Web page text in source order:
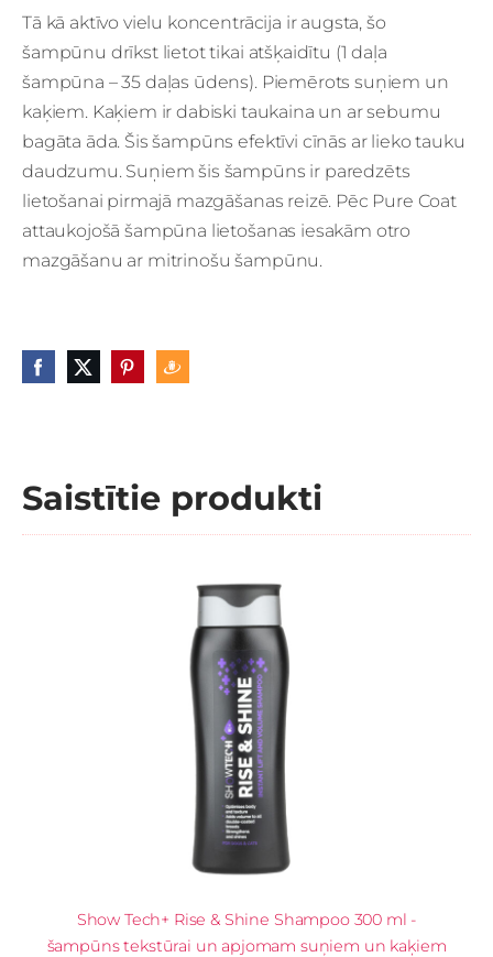
Tā kā aktīvo vielu koncentrācija ir augsta, šo
šampūnu drīkst lietot tikai atšķaidītu (1 daļa
šampūna – 35 daļas ūdens). Piemērots suņiem un
kaķiem. Kaķiem ir dabiski taukaina un ar sebumu
bagāta āda. Šis šampūns efektīvi cīnās ar lieko tauku
daudzumu. Suņiem šis šampūns ir paredzēts
lietošanai pirmajā mazgāšanas reizē. Pēc Pure Coat
attaukojošā šampūna lietošanas iesakām otro
mazgāšanu ar mitrinošu šampūnu.
Saistītie produkti
Show Tech+ Rise & Shine Shampoo 300 ml -
šampūns tekstūrai un apjomam suņiem un kaķiem